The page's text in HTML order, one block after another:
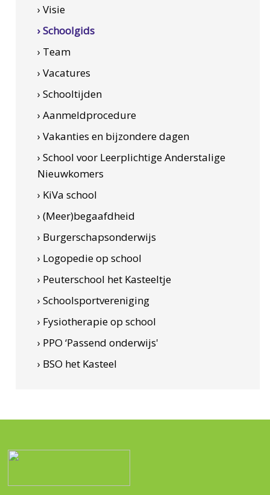
› Visie
› Schoolgids
› Team
› Vacatures
› Schooltijden
› Aanmeldprocedure
› Vakanties en bijzondere dagen
› School voor Leerplichtige Anderstalige
Nieuwkomers
› KiVa school
› (Meer)begaafdheid
› Burgerschapsonderwijs
› Logopedie op school
› Peuterschool het Kasteeltje
› Schoolsportvereniging
› Fysiotherapie op school
› PPO ‘Passend onderwijs'
› BSO het Kasteel